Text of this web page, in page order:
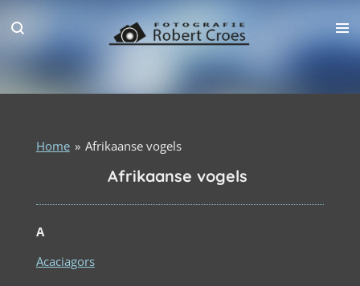
direct
Home » Afrikaanse vogels
Afrikaanse vogels
A
Acaciagors